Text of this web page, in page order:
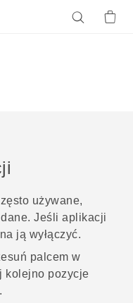
używane,
Jeśli aplikacji
ją wyłączyć.
palcem w
kolejno pozycje
.